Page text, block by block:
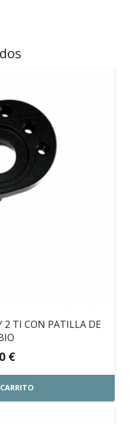
2 TI CON PATILLA DE
€